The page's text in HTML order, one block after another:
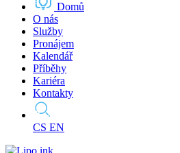
Domů
O nás
Služby
Pronájem
Kalendář
Příběhy
Kariéra
Kontakty
CS EN